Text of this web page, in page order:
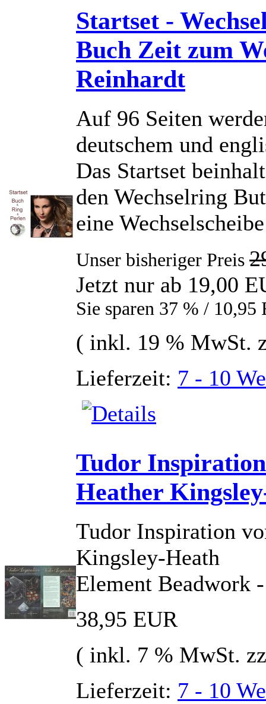
Startset -
Buch Zeit zum
Reinhardt
Auf 96 Seiten
deutschem und
Das Startset
den Wechselring
eine
Unser bisheriger Preis
Jetzt nur ab 19,00
Sie sparen 37 % / 10,95
( inkl. 19 % MwSt.
Lieferzeit: 7 - 10
Tudor
Heather
Tudor Inspiration
Kingsley-Heath
Element Beadwork
38,95 EUR
( inkl. 7 % MwSt.
Lieferzeit: 7 - 10